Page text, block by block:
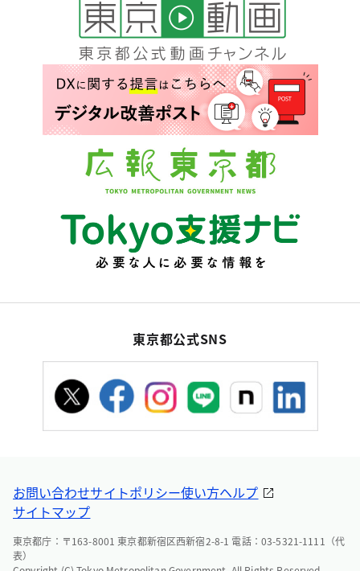
東京都公式SNS
お問い合わせサイトポリシー使い方ヘルプ
サイトマップ
東京都庁：〒163-8001 東京都新宿区西新宿2-8-1 電話：03-5321-1111（代
表）